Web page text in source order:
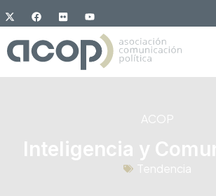
ACOP
Inteligencia y
Tendencia